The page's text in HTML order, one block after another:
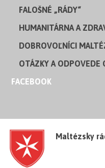
FALOŠNÉ „RÁDY“
HUMANITÁRNA A
DOBROVOĽNÍCI
OTÁZKY A ODPOVEDE
FACEBOOK
Maltézsky